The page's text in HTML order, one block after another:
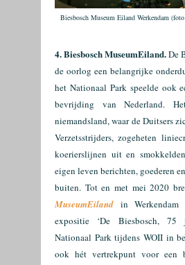
Biesbosch Museum Eiland Werkendam
4. Biesbosch MuseumEiland.De
de oorlog een belangrijke
het Nationaal Park speelde ook
bevrijding van Nederland.
niemandsland, waar de Duitsers
Verzetsstrijders, zogeheten
koerierslijnen uit en
eigen leven berichten, goederen
buiten. Tot en met mei 2020
MuseumEiland in
expositie ‘De Biesbosch,
Nationaal Park tijdens WOII in
ook hét vertrekpunt voor een